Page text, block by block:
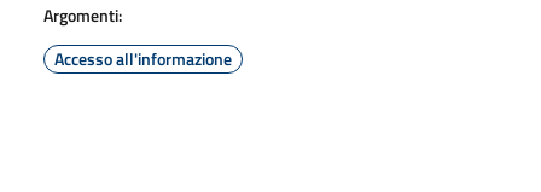
Argomenti:
Accesso all'informazione